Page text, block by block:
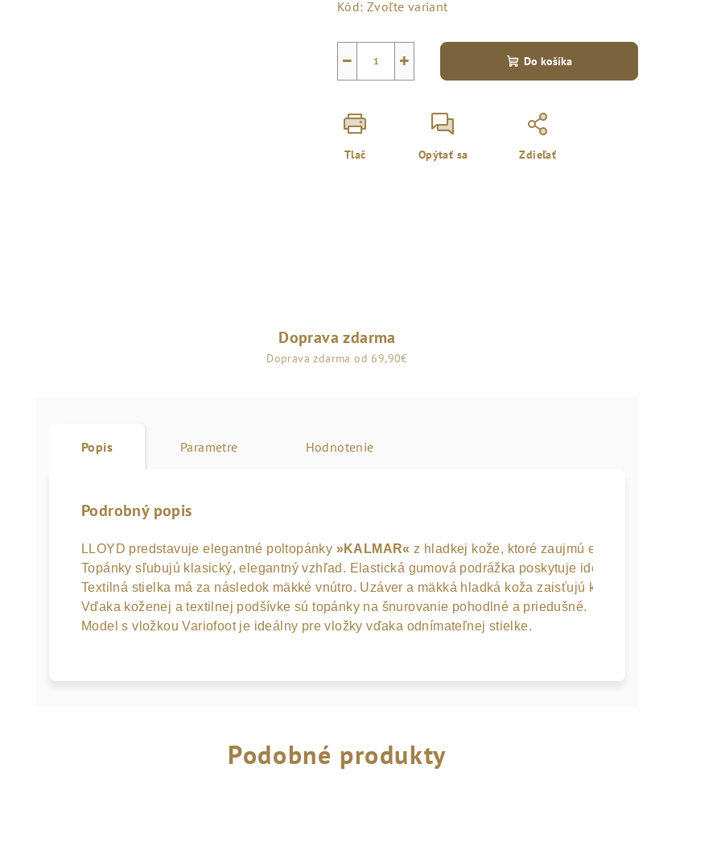
Kód: Zvoľte variant
+
− Do košíka
Tlač Opýtať sa Zdieľať
Doprava zdarma
Doprava zdarma od 69,90€
Popis Parametre Hodnotenie
Podrobný popis
LLOYD predstavuje elegantné poltopánky »KALMAR« z hladkej kože, ktoré zaujmú extra širokým
Topánky sľubujú klasický, elegantný vzhľad. Elastická gumová podrážka poskytuje ideálne odpruženie
Textilná stielka má za následok mäkké vnútro. Uzáver a mäkká hladká koža zaisťujú klasický, elegantný
Vďaka koženej a textilnej podšívke sú topánky na šnurovanie pohodlné a priedušné.
Model s vložkou Variofoot je ideálny pre vložky vďaka odnímateľnej stielke.
Podobné produkty